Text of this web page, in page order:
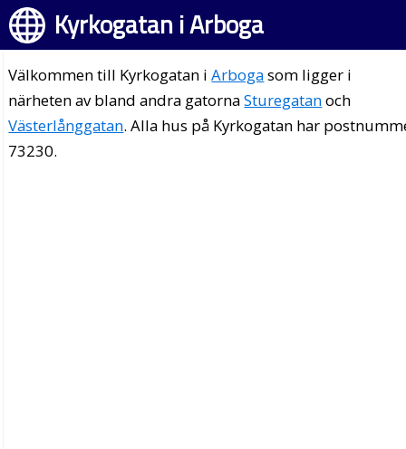
Kyrkogatan i Arboga
Välkommen till Kyrkogatan iArbogasom ligger i
närheten av bland andra gatornaSturegatanoch
Västerlånggatan. Alla hus på Kyrkogatan har
73230.